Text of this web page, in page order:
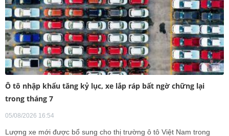
Ô tô nhập khẩu tăng kỷ lục, xe lắp ráp bất ngờ chững lại
trong tháng 7
05/08/2026 16:54
Lượng xe mới được bổ sung cho thị trường ô tô Việt Nam trong